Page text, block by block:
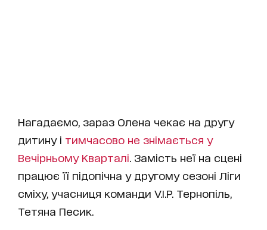
Нагадаємо, зараз Олена чекає на другу
дитину і тимчасово не знімається у
Вечірньому Кварталі . Замість неї на сцені
працює її підопічна у другому сезоні Ліги
сміху, учасниця команди V.I.P. Тернопіль,
Тетяна Песик.